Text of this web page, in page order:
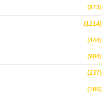
(873)
(1214)
(444)
(984)
(237)
(160)